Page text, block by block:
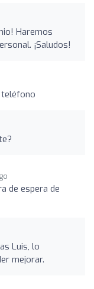
Haremos
¡Saludos!
teléfono
de espera de
Luis, lo
mejorar.